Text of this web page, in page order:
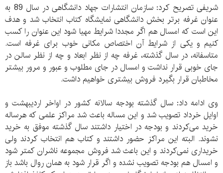
شریفی تصریح کرد: سازمان انتشارات جهاد دانشگاهی در سال 89 به
عنوان غرفه برتر بخش دانشگاهی نمایشگاه کتاب انتخاب شد و هدف
این است که امسال هم اگر مجددا شرایط مهیا شود این عنوان را کسب
کنیم و یکی از شرایط آن اختصاص مکانی خوب برای غرفه است.
متاسفانه، در سال گذشته، غرفه چه از نظر ابعاد و چه از نظر سالن در
جای خوبی قرار نداشت و امسال در جای مطلوب و عبور و مرور بیشتر
مخاطبان قرار بگیرد فروش بیشتری خواهیم داشت.
وی ادامه داد: سال گذشته بودجه سالانه كشور در اواخر اردیبهشت و
اوایل خرداد تصویب شد و این مساله باعث شد مراکز علمی که هرساله
خرید می‌کردند و بودجه در اختیار داشتند سال گذشته موفق به خرید
نشوند. البته این مراکز حضور داشتند و کتاب هم انتخاب ‌کردند ولی
خریداری نمی‌کردند و این باعث شد فروش مجموعه ناشران کمتر شود
و امسال هم بودجه تصویب نشده و اگر قرار شود به همان روال باشد باز